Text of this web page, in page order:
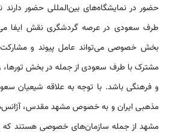
حضور در نمایشگاه‌های بین‌المللی حضور دارند
طرف سعودی در عرصه گردشگری نقش ایفا
بخش خصوصی می‌تواند عامل پیوند و
مشترک با طرف سعودی از جمله در بخش
و فرهنگی باشد. با توجه به علاقه شیعیان
مذهبی ایران و به خصوص مشهد مقدس،
مشهد از جمله سازمان‌های خصوصی هستند که